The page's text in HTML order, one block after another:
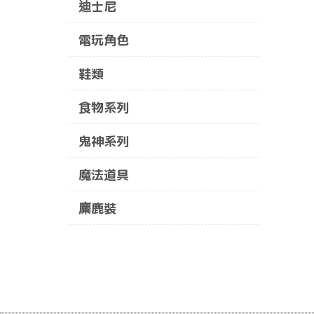
迪士尼
電玩角色
鞋類
食物系列
鬼神系列
魔法道具
麋鹿裝